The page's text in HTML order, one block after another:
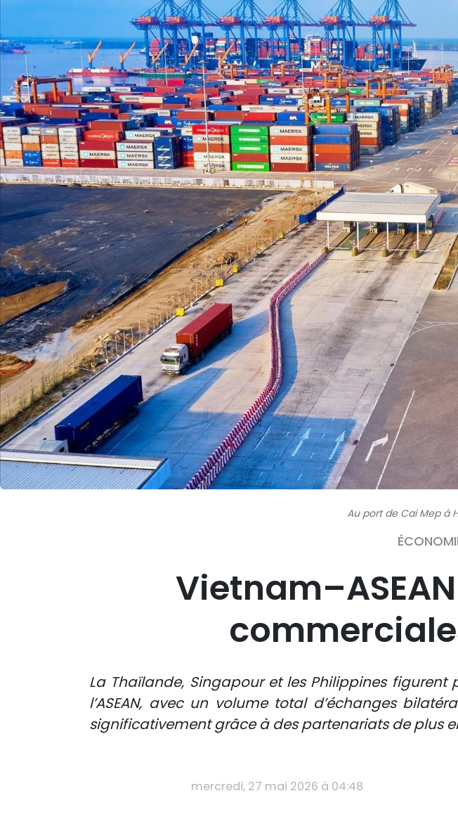
Au port de Cai Mep à
La Thaïlande, Singapour et les Philippines
l’ASEAN, avec un volume total d’échanges
significativement grâce à des partenariats de plus
mercredi, 27 mai 2026 à 04:48